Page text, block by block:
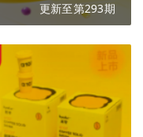
更新至第293期